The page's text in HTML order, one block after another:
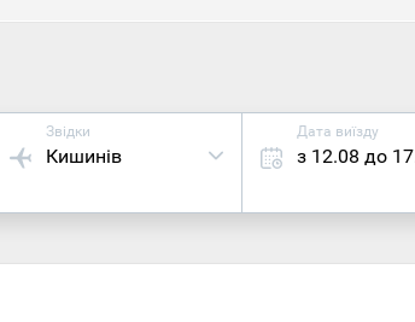
релігій, інакше в кращому разі
Звідки
Кишинів
Дата виїзду
з 12.08 до